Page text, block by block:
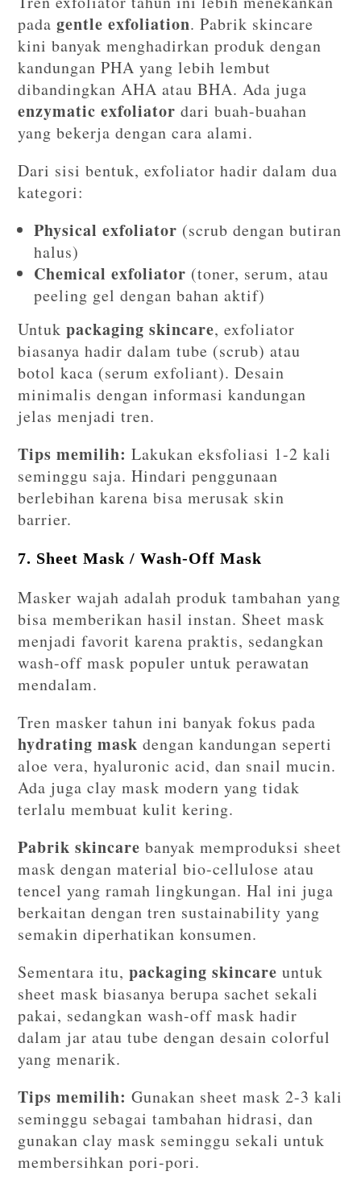
padagentle exfoliation. Pabrik skincare
kini banyak menghadirkan produk dengan
kandungan PHA yang lebih lembut
dibandingkan AHA atau BHA. Ada juga
enzymatic exfoliator dari buah-buahan
yang bekerja dengan cara alami.
Dari sisi bentuk, exfoliator hadir dalam dua
kategori:
Physical exfoliator (scrub dengan butiran
halus)
Chemical exfoliator (toner, serum, atau
peeling gel dengan bahan aktif)
Untukpackaging skincare, exfoliator
biasanya hadir dalam tube (scrub) atau
botol kaca (serum exfoliant). Desain
minimalis dengan informasi kandungan
jelas menjadi tren.
Tips memilih: Lakukan eksfoliasi 1-2 kali
seminggu saja. Hindari penggunaan
berlebihan karena bisa merusak skin
barrier.
7. Sheet Mask / Wash-Off Mask
Masker wajah adalah produk tambahan yang
bisa memberikan hasil instan. Sheet mask
menjadi favorit karena praktis, sedangkan
wash-off mask populer untuk perawatan
mendalam.
Tren masker tahun ini banyak fokus pada
hydrating mask dengan kandungan seperti
aloe vera, hyaluronic acid, dan snail mucin.
Ada juga clay mask modern yang tidak
terlalu membuat kulit kering.
Pabrik skincare banyak memproduksi sheet
mask dengan material bio-cellulose atau
tencel yang ramah lingkungan. Hal ini juga
berkaitan dengan tren sustainability yang
semakin diperhatikan konsumen.
Sementara itu,packaging skincare untuk
sheet mask biasanya berupa sachet sekali
pakai, sedangkan wash-off mask hadir
dalam jar atau tube dengan desain colorful
yang menarik.
Tips memilih: Gunakan sheet mask 2-3 kali
seminggu sebagai tambahan hidrasi, dan
gunakan clay mask seminggu sekali untuk
membersihkan pori-pori.